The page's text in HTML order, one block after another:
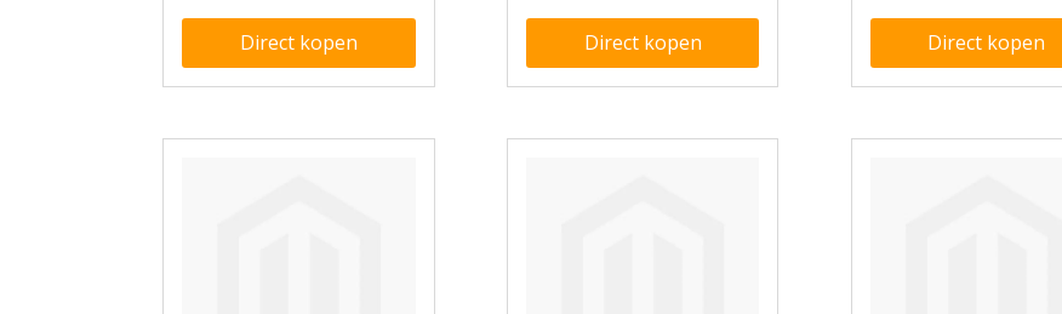
Direct kopen Direct kopen Direct kopen